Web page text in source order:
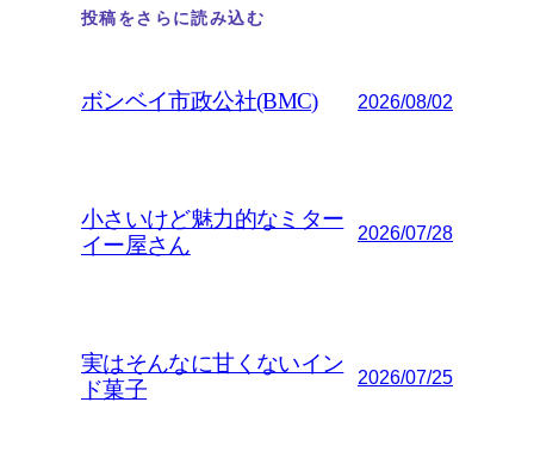
投稿をさらに読み込む
ボンベイ市政公社(BMC) 2026/08/02
小さいけど魅力的なミター
イー屋さん
2026/07/28
実はそんなに甘くないイン
ド菓子
2026/07/25